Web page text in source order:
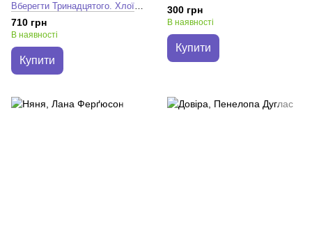
Вберегти Тринадцятого. Хлої
Волш
710 грн
В наявності
Купити
300 грн
В наявності
Купити